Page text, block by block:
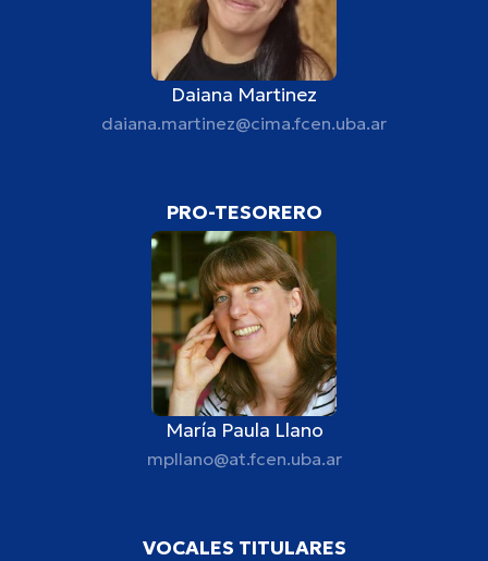
Daiana Martinez
daiana.martinez@cima.fcen.uba.ar
PRO-TESORERO
María Paula Llano
mpllano@at.fcen.uba.ar
VOCALES TITULARES